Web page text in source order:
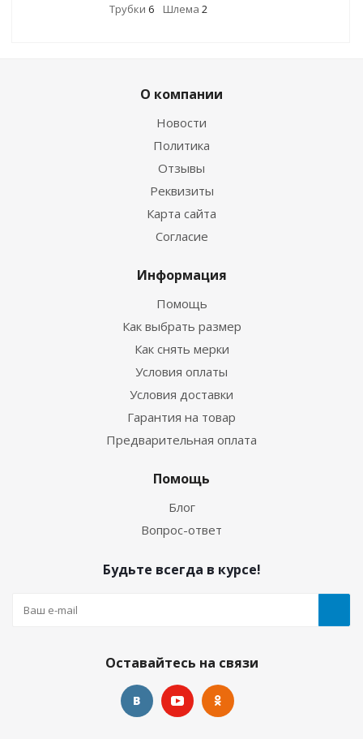
Трубки 6 Шлема 2
О компании
Новости
Политика
Отзывы
Реквизиты
Карта сайта
Согласие
Информация
Помощь
Как выбрать размер
Как снять мерки
Условия оплаты
Условия доставки
Гарантия на товар
Предварительная оплата
Помощь
Блог
Вопрос-ответ
Будьте всегда в курсе!
Оставайтесь на связи